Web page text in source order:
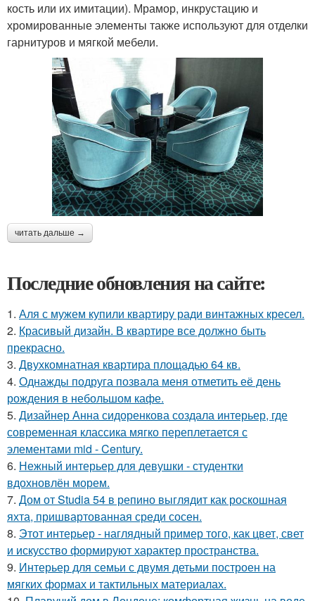
кость или их имитации). Мрамор, инкрустацию и
хромированные элементы также используют для отделки
гарнитуров и мягкой мебели.
читать дальше →
Последние обновления на сайте:
1. Аля с мужем купили квартиру ради винтажных кресел.
2. Красивый дизайн. В квартире все должно быть
прекрасно.
3. Двухкомнатная квартира площадью 64 кв.
4. Однажды подруга позвала меня отметить её день
рождения в небольшом кафе.
5. Дизайнер Анна сидоренкова создала интерьер, где
современная классика мягко переплетается с
элементами mid - Century.
6. Нежный интерьер для девушки - студентки
вдохновлён морем.
7. Дом от Studia 54 в репино выглядит как роскошная
яхта, пришвартованная среди сосен.
8. Этот интерьер - наглядный пример того, как цвет, свет
и искусство формируют характер пространства.
9. Интерьер для семьи с двумя детьми построен на
мягких формах и тактильных материалах.